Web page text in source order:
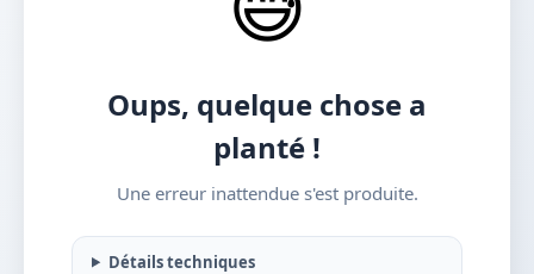
Oups, quelque chose a
planté !
Une erreur inattendue s'est produite.
Détails techniques